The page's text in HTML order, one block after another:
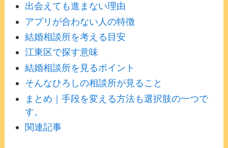
出会えても進まない理由
アプリが合わない人の特徴
結婚相談所を考える目安
江東区で探す意味
結婚相談所を見るポイント
そんなひろしの相談所が見ること
まとめ｜手段を変える方法も選択肢の一つで
す。
関連記事